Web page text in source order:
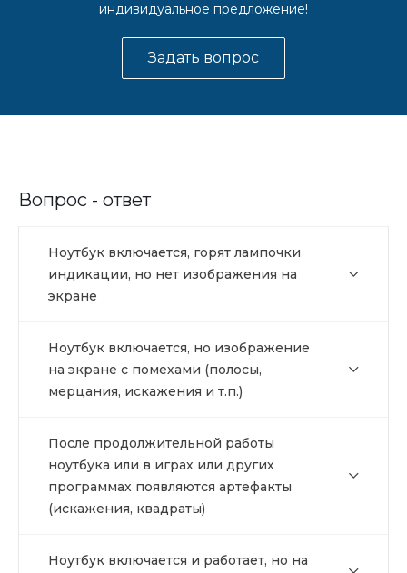
индивидуальное предложение!
Задать вопрос
Вопрос - ответ
Ноутбук включается, горят лампочки
индикации, но нет изображения на
экране
Ноутбук включается, но изображение
на экране с помехами (полосы,
мерцания, искажения и т.п.)
После продолжительной работы
ноутбука или в играх или других
программах появляются артефакты
(искажения, квадраты)
Ноутбук включается и работает, но на